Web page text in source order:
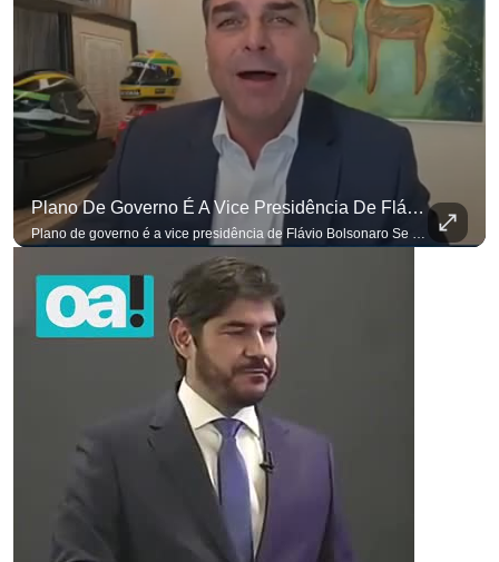
Plano De Governo É A Vice Presidência De Flávio Bolsonaro
para não perder nenhuma